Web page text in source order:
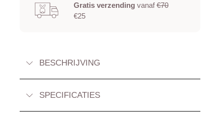
Gratis verzending vanaf€70
€25
BESCHRIJVING
SPECIFICATIES